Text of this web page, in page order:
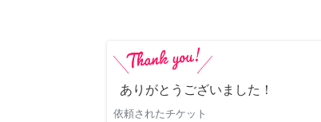
ありがとうございました！
依頼されたチケット